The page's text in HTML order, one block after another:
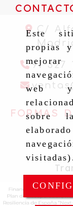
Este
propias
web y
sobre
C/
91 327
ventas
FORMAS